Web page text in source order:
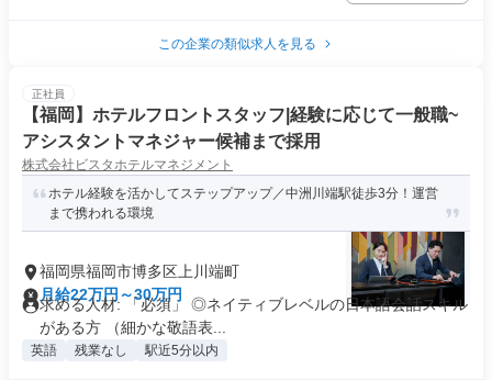
この企業の類似求人を見る
正社員
【福岡】ホテルフロントスタッフ|経験に応じて一般職~
アシスタントマネジャー候補まで採用
株式会社ビスタホテルマネジメント
ホテル経験を活かしてステップアップ／中洲川端駅徒歩3分！運営
まで携われる環境
福岡県福岡市博多区上川端町
月給22万円～30万円
求める人材: 「必須」 ◎ネイティブレベルの日本語会話スキル
がある方 （細かな敬語表...
英語 残業なし 駅近5分以内